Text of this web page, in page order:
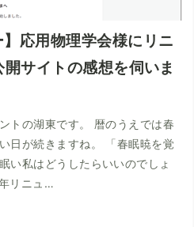
】応用物理学会様にリニ
サイトの感想を伺いま
トの湖東です。 暦のうえでは春
日が続きますね。 「春眠暁を覚
い私はどうしたらいいのでしょ
リニュ…